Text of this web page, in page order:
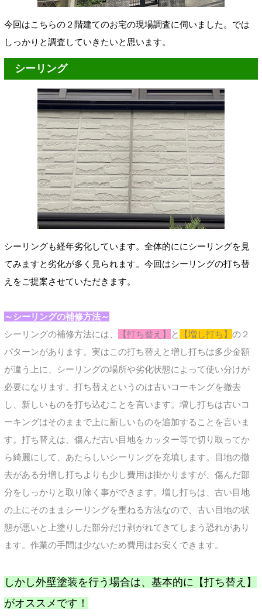
今回はこちらの２階建てのお宅の現場調査に伺いました。では
しっかりと調査していきたいと思います。
シーリング
シーリングも経年劣化しています。全体的ににシーリングを見
てみますと劣化が多く見られます。今回はシーリングの打ち替
えをご提案させていただきます。
～シーリングの補修方法～
シーリングの補修方法には、
【打ち替え】 と 【増し打ち】 の２
パターンがあります。実はこの打ち替えと増し打ちは多少金額
が違う上に、シーリングの場所や劣化状態によって使い分けが
必要になります。打ち替えというのは古いコーキングを撤去
し、新しいものを打ち込むことを言います。増し打ちは古いコ
ーキングはそのままで上に新しいものを追加することを言いま
す。打ち替えは、傷んだ古い目地をカッター等で切り取ってか
ら綺麗にして、あたらしいシーリングを充填します。目地の撤
去がある分増し打ちよりも少し費用は掛かりますが、傷んだ部
分をしっかりと取り除く事ができます。増し打ちは、古い目地
の上にそのままシーリングを重ねる方法なので、古い目地の状
態が悪いと上塗りした部分だけ剥がれてきてしまう恐れがあり
ます。作業の手間は少ないため費用はお安くできます。
しかし外壁塗装を行う場合は、基本的に【打ち替え】
がオススメです！